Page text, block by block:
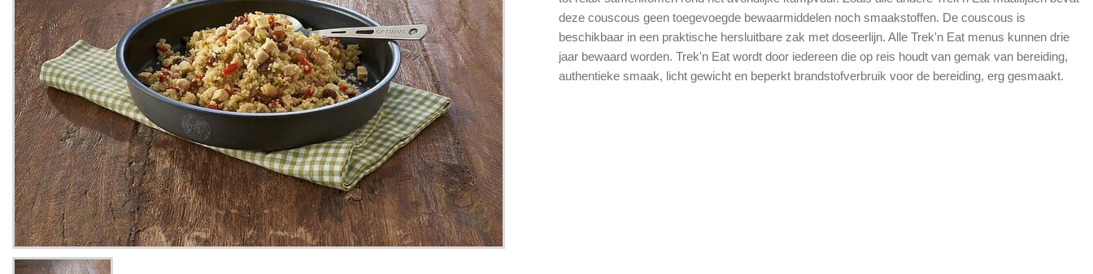
deze couscous geen toegevoegde bewaarmiddelen noch smaakstoffen. De couscous is
beschikbaar in een praktische hersluitbare zak met doseerlijn. Alle Trek'n Eat menus kunnen drie
jaar bewaard worden. Trek'n Eat wordt door iedereen die op reis houdt van gemak van bereiding,
authentieke smaak, licht gewicht en beperkt brandstofverbruik voor de bereiding, erg gesmaakt.